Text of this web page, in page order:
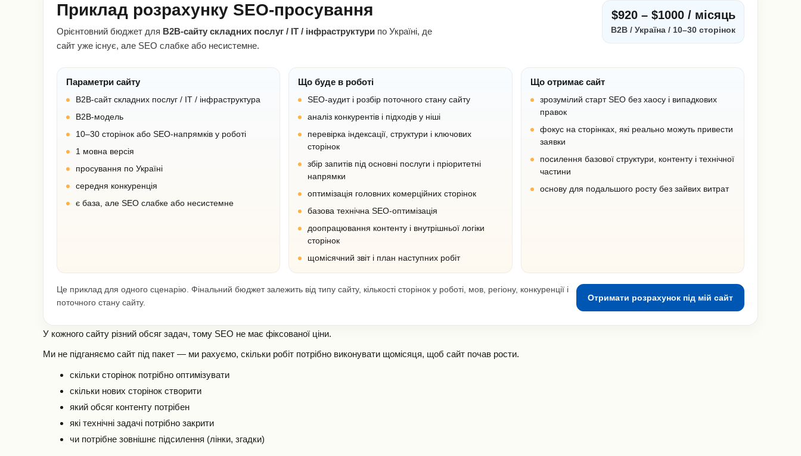
Приклад розрахунку SEO-просування
Орієнтовний бюджет для B2B-сайту складних послуг / IT / інфраструктури по Україні, де
сайт уже існує, але SEO слабке або несистемне.
$920 – $1000 / місяць
B2B / Україна / 10–30 сторінок
Параметри сайту
B2B-сайт складних послуг / IT / інфраструктура
B2B-модель
10–30 сторінок або SEO-напрямків у роботі
1 мовна версія
просування по Україні
середня конкуренція
є база, але SEO слабке або несистемне
Що буде в роботі
SEO-аудит і розбір поточного стану сайту
аналіз конкурентів і підходів у ніші
перевірка індексації, структури і ключових
сторінок
збір запитів під основні послуги і пріоритетні
напрямки
оптимізація головних комерційних сторінок
базова технічна SEO-оптимізація
доопрацювання контенту і внутрішньої логіки
сторінок
щомісячний звіт і план наступних робіт
Що отримає сайт
зрозумілий старт SEO без хаосу і випадкових
правок
фокус на сторінках, які реально можуть привести
заявки
посилення базової структури, контенту і технічної
частини
основу для подальшого росту без зайвих витрат
Це приклад для одного сценарію. Фінальний бюджет залежить від типу сайту, кількості сторінок у роботі, мов, регіону, конкуренції і
поточного стану сайту.
Отримати розрахунок під мій сайт
У кожного сайту різний обсяг задач, тому SEO не має фіксованої ціни.
Ми не підганяємо сайт під пакет — ми рахуємо, скільки робіт потрібно виконувати щомісяця, щоб сайт почав рости.
скільки сторінок потрібно оптимізувати
скільки нових сторінок створити
який обсяг контенту потрібен
які технічні задачі потрібно закрити
чи потрібне зовнішнє підсилення (лінки, згадки)